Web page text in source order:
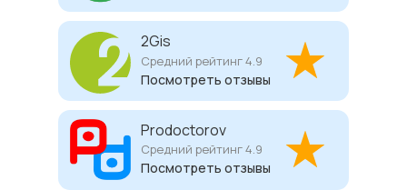
2Gis
Средний рейтинг 4.9
Посмотреть отзывы
Prodoctorov
Средний рейтинг 4.9
Посмотреть отзывы